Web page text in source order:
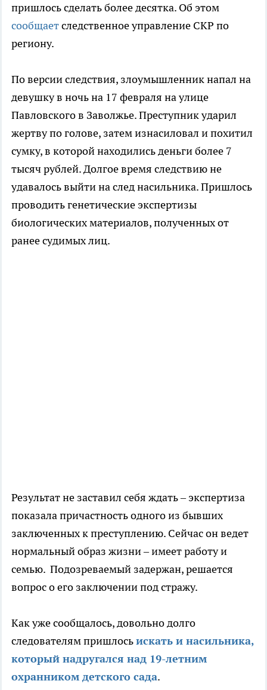
пришлось сделать более десятка. Об этом
сообщаетследственное управление СКР по
региону.
По версии следствия, злоумышленник напал на
девушку в ночь на 17 февраля на улице
Павловского в Заволжье. Преступник ударил
жертву по голове, затем изнасиловал и похитил
сумку, в которой находились деньги более 7
тысяч рублей. Долгое время следствию не
удавалось выйти на след насильника. Пришлось
проводить генетические экспертизы
биологических материалов, полученных от
ранее судимых лиц.
Результат не заставил себя ждать – экспертиза
показала причастность одного из бывших
заключенных к преступлению. Сейчас он ведет
нормальный образ жизни – имеет работу и
семью. Подозреваемый задержан, решается
вопрос о его заключении под стражу.
Как уже сообщалось, довольно долго
следователям пришлосьискать и насильника,
который надругался над 19-летним
охранником детского сада.